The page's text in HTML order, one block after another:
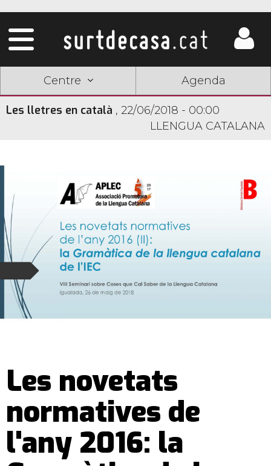
Centre Agenda
Les lletres en català , 22/06/2018 - 00:00
LLENGUA CATALANA
Les novetats
normatives de
l'any 2016: la